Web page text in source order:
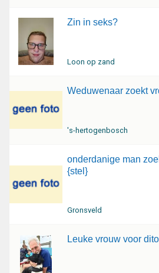
Zin in seks?
Loon op zand
Weduwenaar zoekt
's-hertogenbosch
onderdanige man
{stel}
Gronsveld
Leuke vrouw voor